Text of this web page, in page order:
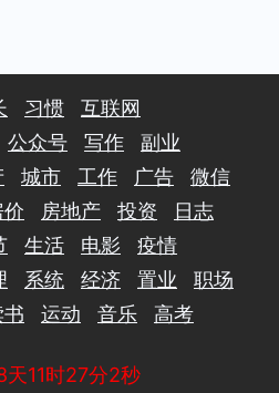
习惯
互联网
公众号 写作
副业
城市 工作 广告
微信
价 房地产 投资
日志
生活 电影
疫情
系统 经济 置业
职场
运动 音乐 高考
天11时27分3秒